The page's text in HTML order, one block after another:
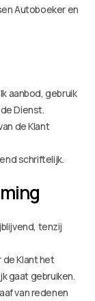
Autoboeker en
aanbod, gebruik
Dienst.
de Klant
schriftelijk.
tenzij
Klant het
gaat gebruiken.
van redenen